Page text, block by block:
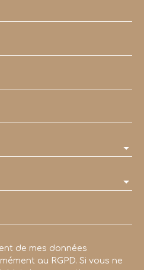
de mes données
au RGPD. Si vous ne